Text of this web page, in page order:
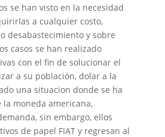
se han visto en la necesidad
a cualquier costo,
desabastecimiento y sobre
casos se han realizado
con el fin de solucionar el
a su población, dolar a la
una situacion donde se ha
moneda americana,
sin embargo, ellos
de papel FIAT y regresan al